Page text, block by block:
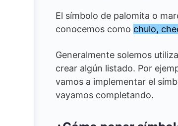
El símbolo de palomita o
conocemos como chulo,
Generalmente solemos
crear algún listado. Por
vamos a implementar el
vayamos completando.